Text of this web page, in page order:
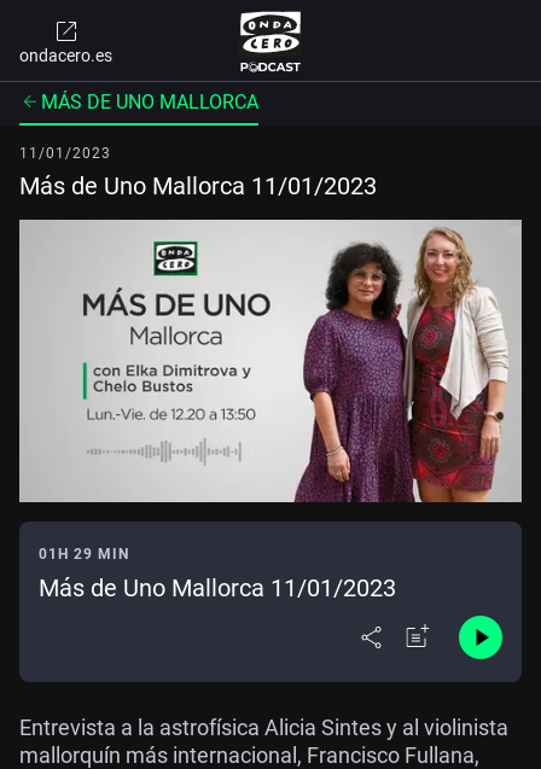
ondacero.es
MÁS DE UNO MALLORCA
11/01/2023
Más de Uno Mallorca 11/01/2023
01H 29 MIN
Más de Uno Mallorca 11/01/2023
Entrevista a la astrofísica Alicia Sintes y al violinista
mallorquín más internacional, Francisco Fullana,